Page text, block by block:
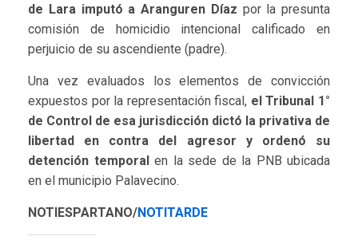
de Lara imputó a Aranguren Díaz por la presunta
comisión de homicidio intencional calificado en
perjuicio de su ascendiente (padre).
Una vez evaluados los elementos de convicción
expuestos por la representación fiscal, el Tribunal 1°
de Control de esa jurisdicción dictó la privativa de
libertad en contra del agresor y ordenó su
detención temporal en la sede de la PNB ubicada
en el municipio Palavecino.
NOTIESPARTANO/NOTITARDE